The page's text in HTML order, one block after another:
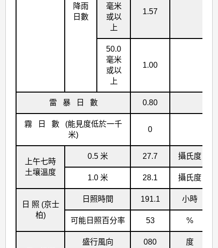
降雨
日數
毫米
或以
上
1.57
50.0
毫米
或以
上
1.00
雷 暴 日 數 0.80
霧 日 數 (能見度低於一千
米)
0
上午七時
土壤溫度
0.5 米 27.7 攝氏度
1.0 米 28.1 攝氏度
日 照 (京士
柏)
日照時間 191.1 小時
可能日照百分率 53 %
盛行風向 080 度